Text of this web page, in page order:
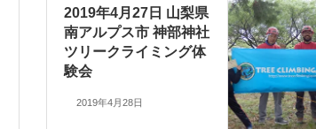
2019年4月27日 山梨県
南アルプス市 神部神社
ツリークライミング体
験会
2019年4月28日